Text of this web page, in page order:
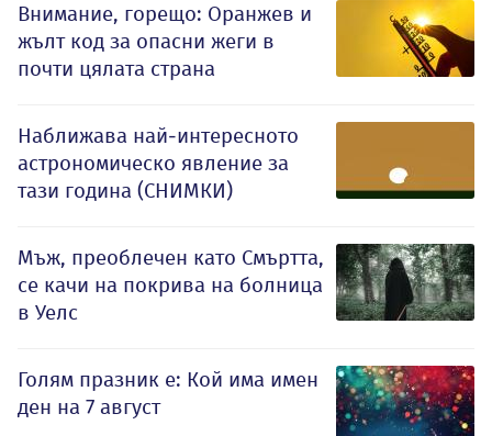
Внимание, горещо: Оранжев и
жълт код за опасни жеги в
почти цялата страна
Наближава най-интересното
астрономическо явление за
тази година (СНИМКИ)
Мъж, преоблечен като Смъртта,
се качи на покрива на болница
в Уелс
Голям празник е: Кой има имен
ден на 7 август